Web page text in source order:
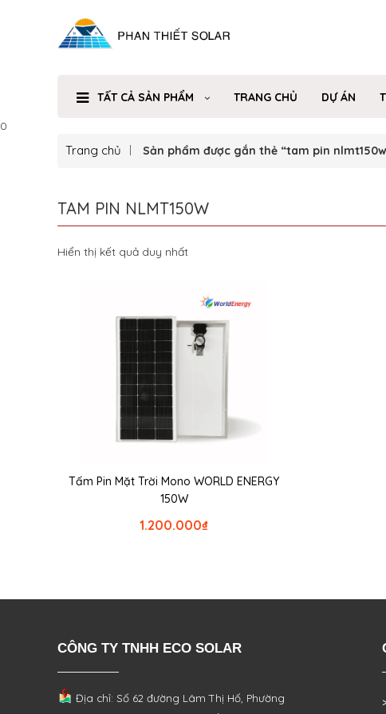
TẤT CẢ SẢN PHẨM TRANG CHỦ DỰ ÁN
0
Trang chủ Sản phẩm được gắn thẻ “tam pin
TAM PIN NLMT150W
Hiển thị kết quả duy nhất
Tấm Pin Mặt Trời Mono WORLD ENERGY
150W
₫
1.200.000
CÔNG TY TNHH ECO SOLAR
Địa chỉ: Số 62 đường Lâm Thị Hố, Phường